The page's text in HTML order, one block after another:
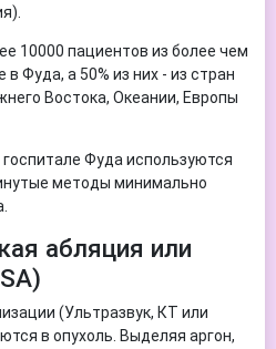
10000 пациентов из более чем
Фуда, а 50% из них - из стран
Востока, Океании, Европы
Фуда используются
методы минимально
абляция или
(Ультразвук, КТ или
в опухоль. Выделяя аргон,